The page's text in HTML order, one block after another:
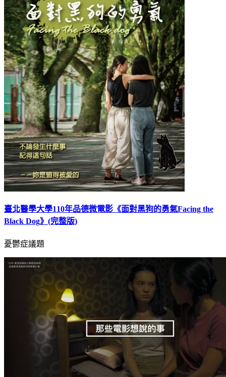
臺北醫學大學110年品德微電影《面對黑狗的勇氣Facing the
Black Dog》(完整版)
憂鬱症議題